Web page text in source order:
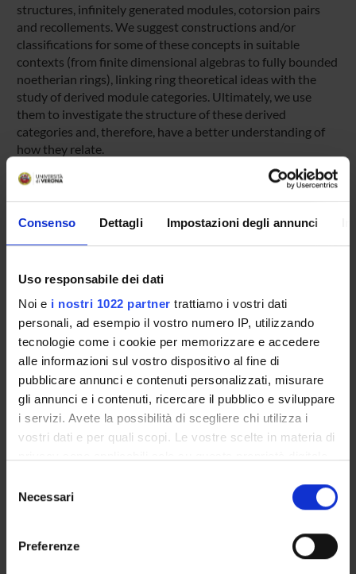
Consenso Dettagli Impostazioni degli annunci
Uso responsabile dei dati
Noi e i nostri 1022 partner trattiamo i vostri dati
personali, ad esempio il vostro numero IP, utilizzando
tecnologie come i cookie per memorizzare e accedere
alle informazioni sul vostro dispositivo al fine di
pubblicare annunci e contenuti personalizzati, misurare
gli annunci e i contenuti, ricercare il pubblico e sviluppare
i servizi. Avete la possibilità di scegliere chi utilizza i
vostri dati e per quali scopi. Le vostre scelte in materia di
modificare o revocare il proprio consenso in qualsiasi
momento dalla Dichiarazione sui cookie o facendo clic
delNecessari
Preferenze
structures, infinitely generated modules, cotorsion pairs
and recollements. We suggest constructions and/or
classifications for some of these concepts in suitable
contexts (from finite dimensional algebras to fully bounded
noetherian rings), linking ring theoretical ideas with the
study of derived module categories. Ultimately, we use
them to investigate the structure of these derived
categories and, therefore, have a better understanding of
how they relate.
ENTI FINANZIATORI:
Finanziamento:assegnato e gestito dal Dipartimento
PARTECIPANTI AL PROGETTO
Lidia Angeleri
Professore ordinario
Jorge Nuno Dos Santos Vitoria